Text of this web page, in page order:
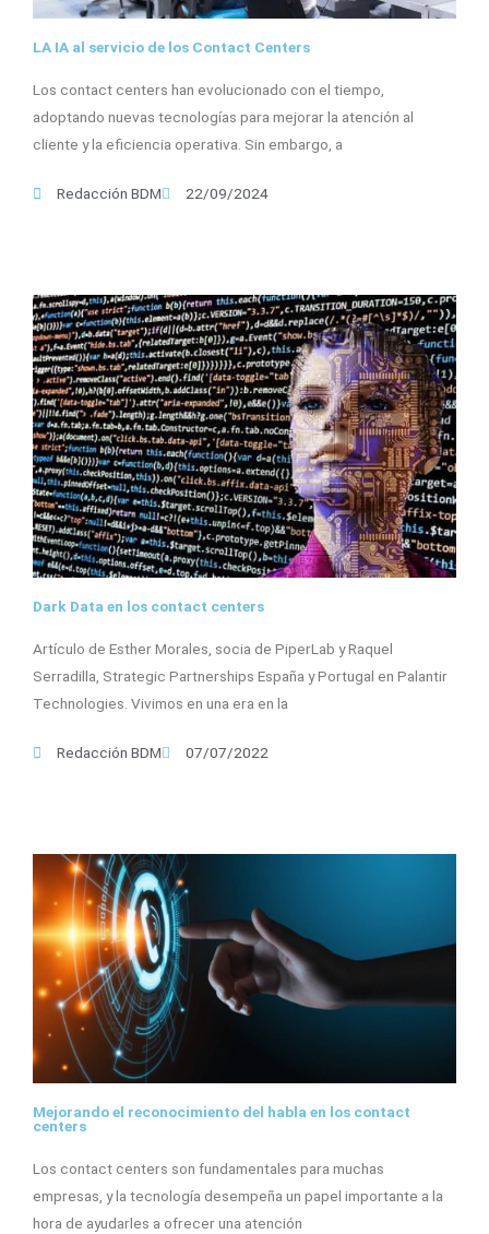
LA IA al servicio de los Contact Centers
Los contact centers han evolucionado con el tiempo,
adoptando nuevas tecnologías para mejorar la atención al
cliente y la eficiencia operativa. Sin embargo, a
Redacción BDM 22/09/2024
Dark Data en los contact centers
Artículo de Esther Morales, socia de PiperLab y Raquel
Serradilla, Strategic Partnerships España y Portugal en Palantir
Technologies. Vivimos en una era en la
Redacción BDM 07/07/2022
Mejorando el reconocimiento del habla en los contact
centers
Los contact centers son fundamentales para muchas
empresas, y la tecnología desempeña un papel importante a la
hora de ayudarles a ofrecer una atención